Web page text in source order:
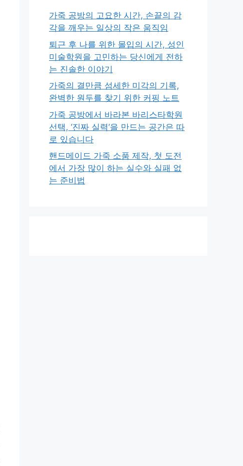
가죽 공방의 고요한 시간, 손끝의 감
각을 깨우는 일상의 작은 움직임
퇴근 후 나를 위한 몰입의 시간, 성인
미술학원을 고민하는 당신에게 전하
는 진솔한 이야기
가죽의 결만큼 섬세한 미각의 기록,
완벽한 원두를 찾기 위한 커핑 노트
가죽 공방에서 바라본 바리스타학원
선택, ‘진짜 실력’을 만드는 공간은 따
로 있습니다
핸드메이드 가죽 소품 제작, 첫 도전
에서 가장 많이 하는 실수와 실패 없
는 준비법